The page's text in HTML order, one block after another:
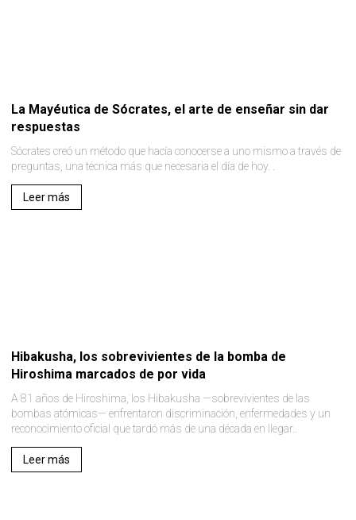
La Mayéutica de Sócrates, el arte de enseñar sin dar
respuestas
Sócrates creó un método que hacía conocerse a uno mismo a través de
preguntas, una técnica más que necesaria el día de hoy. .
Leer más
Hibakusha, los sobrevivientes de la bomba de
Hiroshima marcados de por vida
A 81 años de Hiroshima, los Hibakusha —sobrevivientes de las
bombas atómicas— enfrentaron discriminación, enfermedades y un
reconocimiento oficial que tardó más de una década en llegar..
Leer más